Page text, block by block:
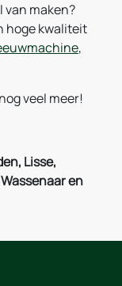
van maken?
hoge kwaliteit
,
veel meer!
Lisse,
en